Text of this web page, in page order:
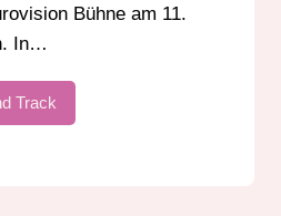
Bühne am 11.
In…
Track